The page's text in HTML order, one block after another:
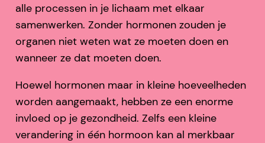
alle processen in je lichaam met elkaar
samenwerken. Zonder hormonen zouden je
organen niet weten wat ze moeten doen en
wanneer ze dat moeten doen.
Hoewel hormonen maar in kleine hoeveelheden
worden aangemaakt, hebben ze een enorme
invloed op je gezondheid. Zelfs een kleine
verandering in één hormoon kan al merkbaar